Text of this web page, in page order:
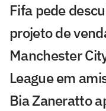
Fifa pede
projeto de
Manchester
League em
Bia Zaneratto